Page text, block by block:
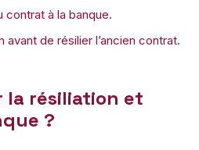
contrat à la banque.
avant de résilier l’ancien contrat.
la résiliation et
?